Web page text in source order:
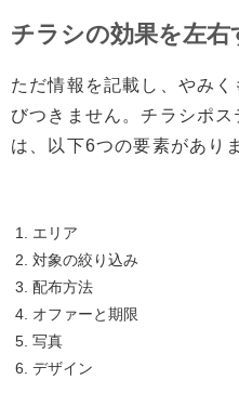
チラシの効果を左
ただ情報を記載し、やみ
びつきません。チラシポ
は、以下6つの要素があり
エリア
対象の絞り込み
配布方法
オファーと期限
写真
デザイン